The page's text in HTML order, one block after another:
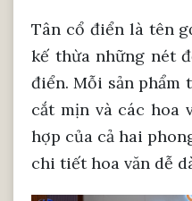
Tân cổ điển là tên
kế thừa những nét
điển. Mỗi sản phẩm
cắt mịn và các hoa
hợp của cả hai
chi tiết hoa văn dễ